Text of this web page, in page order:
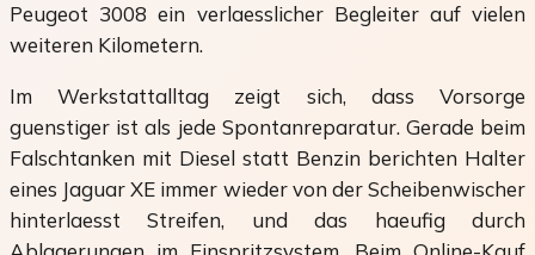
Peugeot 3008 ein verlaesslicher Begleiter auf vielen
weiteren Kilometern.
Im Werkstattalltag zeigt sich, dass Vorsorge
guenstiger ist als jede Spontanreparatur. Gerade beim
Falschtanken mit Diesel statt Benzin berichten Halter
eines Jaguar XE immer wieder von der Scheibenwischer
hinterlaesst Streifen, und das haeufig durch